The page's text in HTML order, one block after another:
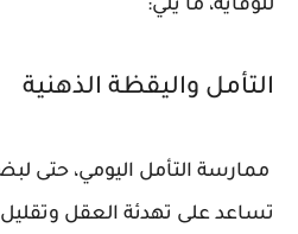
للوقاية، ما يلي:
التأمل واليقظة الذهنية
ممارسة التأمل اليومي، حتى
تساعد على تهدئة العقل وتقليل